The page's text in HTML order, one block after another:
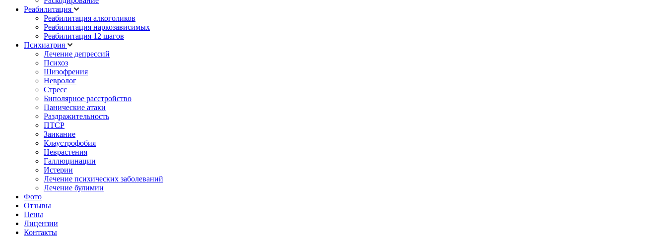
Реабилитация
Реабилитация алкоголиков
Реабилитация наркозависимых
Реабилитация 12 шагов
Психиатрия
Лечение депрессий
Психоз
Шизофрения
Невролог
Стресс
Биполярное расстройство
Панические атаки
Раздражительность
ПТСР
Заикание
Клаустрофобия
Неврастения
Галлюцинации
Истерии
Лечение психических заболеваний
Лечение булимии
Фото
Отзывы
Цены
Лицензии
Контакты